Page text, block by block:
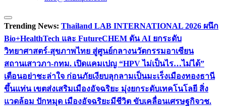
Trending News: Thailand LAB INTERNATIONAL 2026 ผนึก
Bio+HealthTech และ FutureCHEM ดัน AI ยกระดับ
วิทยาศาสตร์-สุขภาพไทย สู่ศูนย์กลางนวัตกรรมอาเซียน
สถานเสาวภา-กทม. เปิดแคมเปญ “HPV ไม่เป็นไร…ไม่ได้”
เตือนอย่าชะล่าใจ ก่อนภัยเงียบลุกลามเป็นมะเร็งเมืองทองธานี
ขึ้นแท่น เขตส่งเสริมเมืองอัจฉริยะ มุ่งยกระดับเทคโนโลยี สิ่ง
แวดล้อม ปักหมุด เมืองอัจฉริยะมีชีวิต ขับเคลื่อนเศรษฐกิจวช.